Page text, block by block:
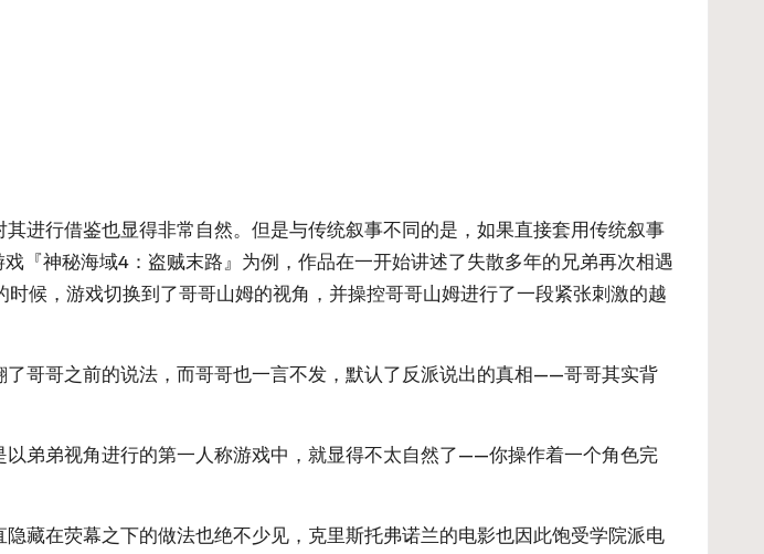
进行借鉴也显得非常自然。但是与传统叙事不同的是，如果直接套用传统叙事
『神秘海域4：盗贼末路』为例，作品在一开始讲述了失散多年的兄弟再次相遇
候，游戏切换到了哥哥山姆的视角，并操控哥哥山姆进行了一段紧张刺激的越
哥哥之前的说法，而哥哥也一言不发，默认了反派说出的真相——哥哥其实背
弟弟视角进行的第一人称游戏中，就显得不太自然了——你操作着一个角色完
藏在荧幕之下的做法也绝不少见，克里斯托弗诺兰的电影也因此饱受学院派电